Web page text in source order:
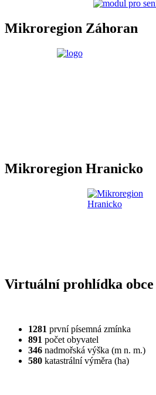
Mikroregion Záhoran
Mikroregion Hranicko
Virtuální prohlídka obce
1281 první písemná zmínka
891 počet obyvatel
346 nadmořská výška (m n. m.)
580 katastrální výměra (ha)